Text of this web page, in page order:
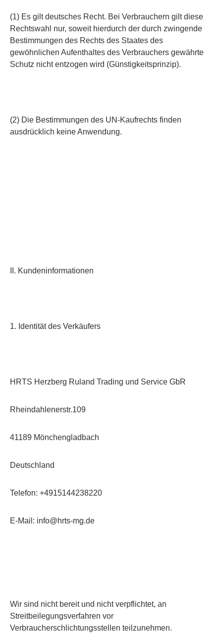
(1) Es gilt deutsches Recht. Bei Verbrauchern gilt diese
Rechtswahl nur, soweit hierdurch der durch zwingende
Bestimmungen des Rechts des Staates des
gewöhnlichen Aufenthaltes des Verbrauchers gewährte
Schutz nicht entzogen wird (Günstigkeitsprinzip).
(2) Die Bestimmungen des UN-Kaufrechts finden
ausdrücklich keine Anwendung.
II. Kundeninformationen
1. Identität des Verkäufers
HRTS Herzberg Ruland Trading und Service GbR
Rheindahlenerstr.109
41189 Mönchengladbach
Deutschland
Telefon: +4915144238220
E-Mail: info@hrts-mg.de
Wir sind nicht bereit und nicht verpflichtet, an
Streitbeilegungsverfahren vor
Verbraucherschlichtungsstellen teilzunehmen.